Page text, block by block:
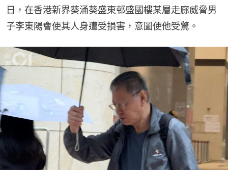
日，在香港新界葵涌葵盛東邨盛國樓某層走廊威脅男
子李東陽會使其人身遭受損害，意圖使他受驚。